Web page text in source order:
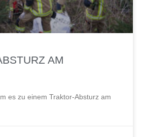
AM
es zu einem Traktor-Absturz am